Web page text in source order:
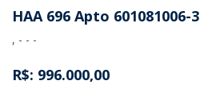
HAA 696 Apto 601081006-3
, - - -
R$: 996.000,00